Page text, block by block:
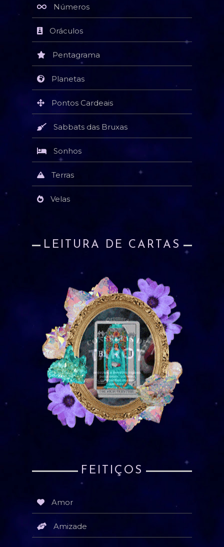
Números
Oráculos
Pentagrama
Planetas
Pontos Cardeais
Sabbats das Bruxas
Sonhos
Terras
Velas
LEITURA DE CARTAS
FEITIÇOS
Amor
Amizade